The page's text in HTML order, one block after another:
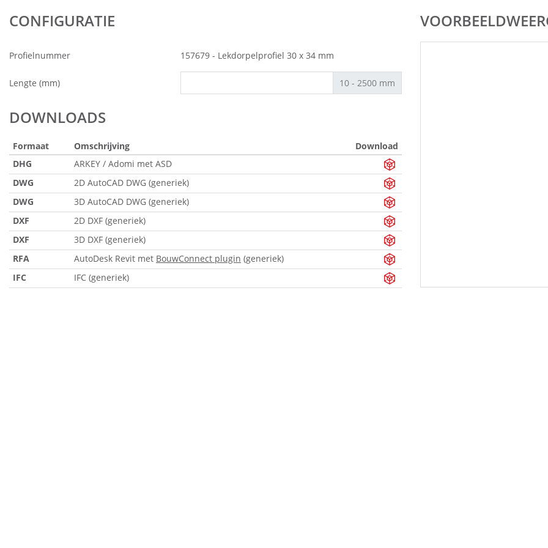
CONFIGURATIE
Profielnummer 157679 - Lekdorpelprofiel 30 x 34 mm
Lengte (mm) 10 - 2500 mm
DOWNLOADS
Formaat Omschrijving
Download
DHG
ARKEY / Adomi met ASD
DWG
2D AutoCAD DWG (generiek)
DWG
3D AutoCAD DWG (generiek)
DXF
2D DXF (generiek)
DXF
3D DXF (generiek)
RFA
AutoDesk Revit met BouwConnect plugin (generiek)
IFC
IFC (generiek)